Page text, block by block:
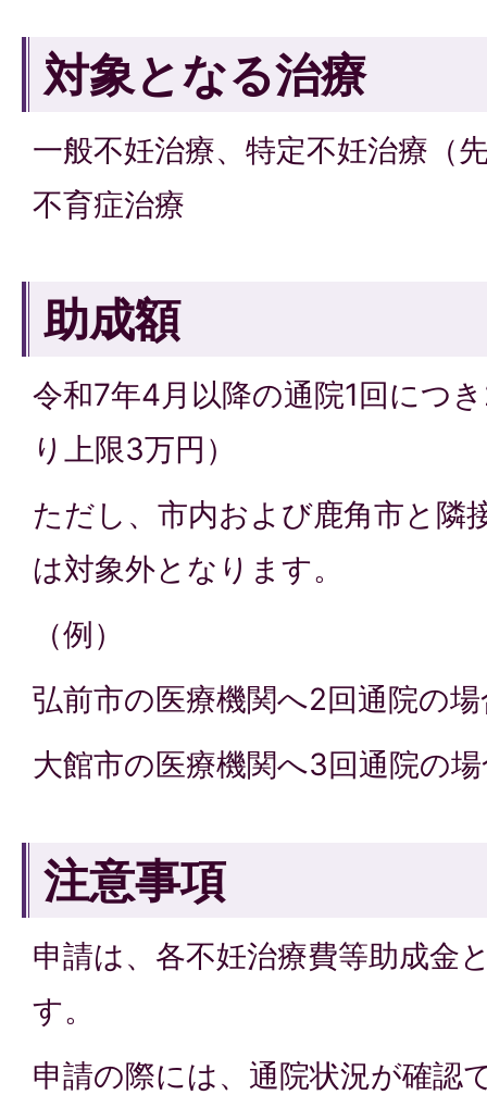
対象となる治療
一般不妊治療、特定不妊治療（
不育症治療
助成額
令和7年4月以降の通院1回につ
り上限3万円）
ただし、市内および鹿角市と隣
は対象外となります。
（例）
弘前市の医療機関へ2回通院の
大館市の医療機関へ3回通院の
注意事項
申請は、各不妊治療費等助成金
す。
申請の際には、通院状況が確認